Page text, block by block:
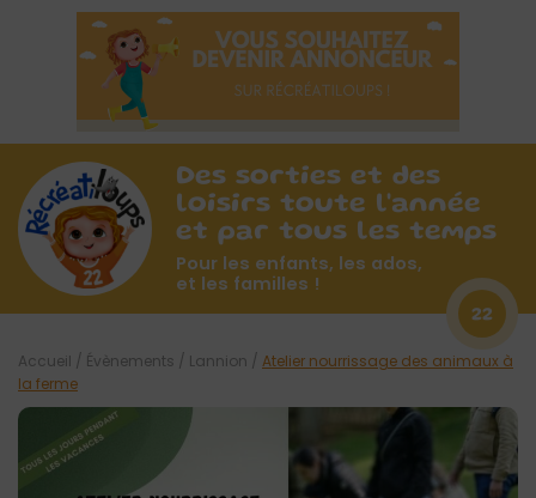
Des sorties et des
loisirs toute l'année
et par tous les temps
Pour les enfants, les ados,
et les familles !
22
Accueil / Évènements / Lannion / Atelier nourrissage des animaux à
la ferme